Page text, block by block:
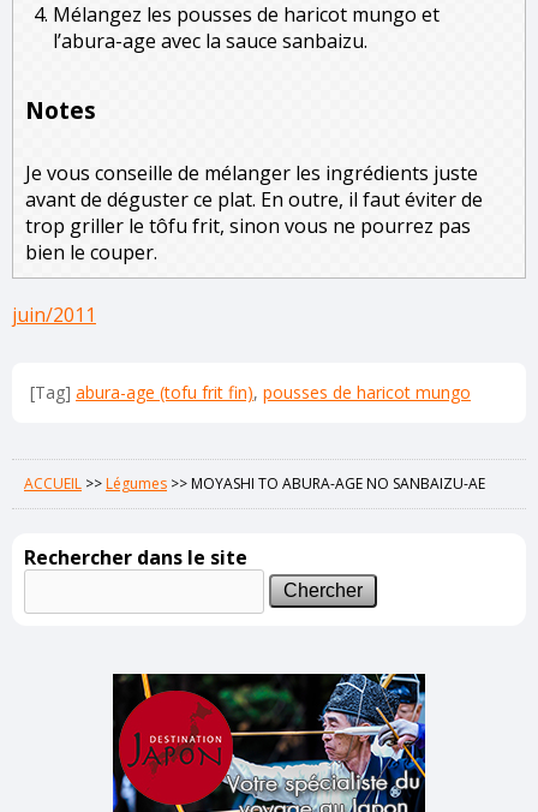
Mélangez les pousses de haricot mungo et
l’abura-age avec la sauce sanbaizu.
Notes
Je vous conseille de mélanger les ingrédients juste
avant de déguster ce plat. En outre, il faut éviter de
trop griller le tôfu frit, sinon vous ne pourrez pas
bien le couper.
juin/2011
[Tag] abura-age (tofu frit fin), pousses de haricot mungo
ACCUEIL >>Légumes >>MOYASHI TO ABURA-AGE NO SANBAIZU-AE
Rechercher dans le site